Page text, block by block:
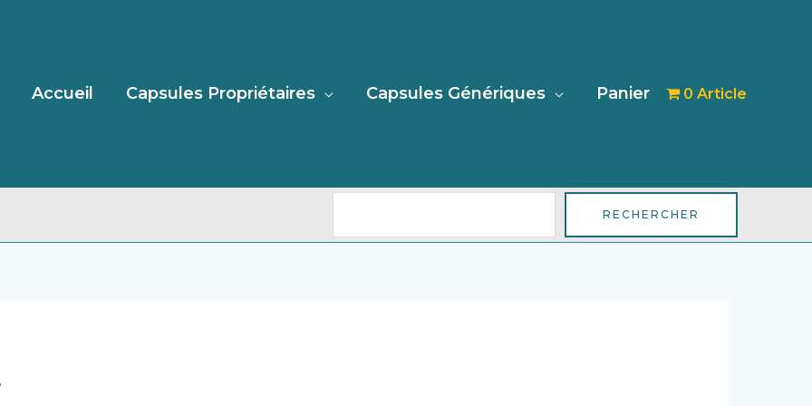
Accueil Capsules Propriétaires Capsules Génériques Panier 0 Article
RECHERCHER